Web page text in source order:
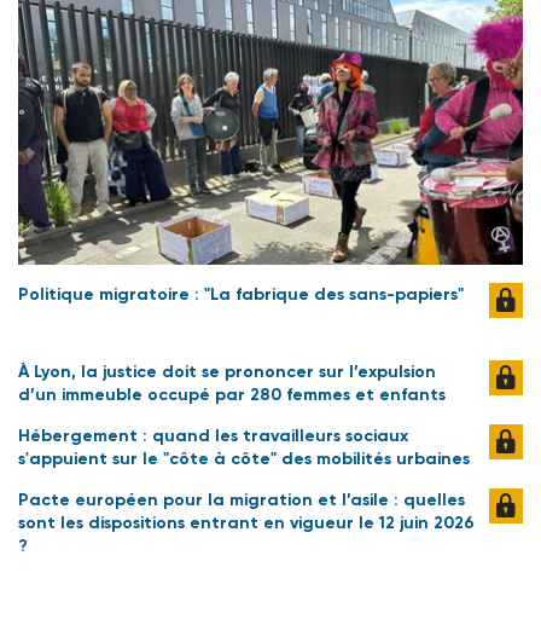
Politique migratoire : "La fabrique des sans-papiers"
À Lyon, la justice doit se prononcer sur l’expulsion
d’un immeuble occupé par 280 femmes et enfants
Hébergement : quand les travailleurs sociaux
s'appuient sur le "côte à côte" des mobilités urbaines
Pacte européen pour la migration et l’asile : quelles
sont les dispositions entrant en vigueur le 12 juin 2026
?